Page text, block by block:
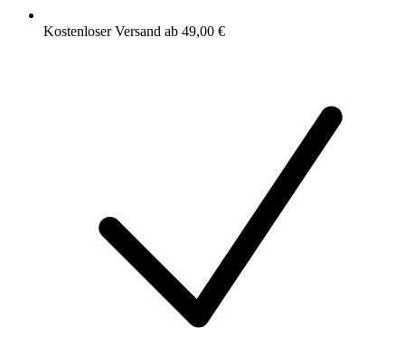
Kostenloser Versand ab 49,00 €